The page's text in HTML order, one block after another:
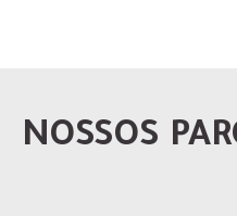
NOSSOS